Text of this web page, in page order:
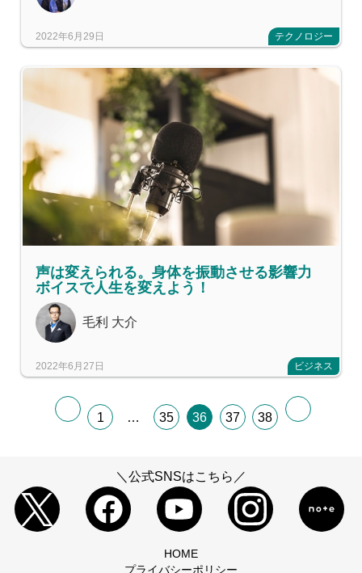
2022年6月29日 テクノロジー
声は変えられる。身体を振動させる影響力
ボイスで人生を変えよう！
毛利 大介
2022年6月27日 ビジネス
1 … 35 36 37 38
＼公式SNSはこちら／
HOME
プライバシーポリシー